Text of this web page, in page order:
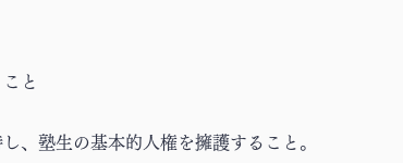
と
、塾生の基本的人権を擁護すること。